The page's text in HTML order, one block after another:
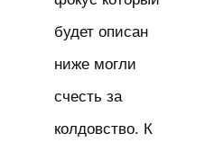
будет описан
ниже могли
счесть за
колдовство. К